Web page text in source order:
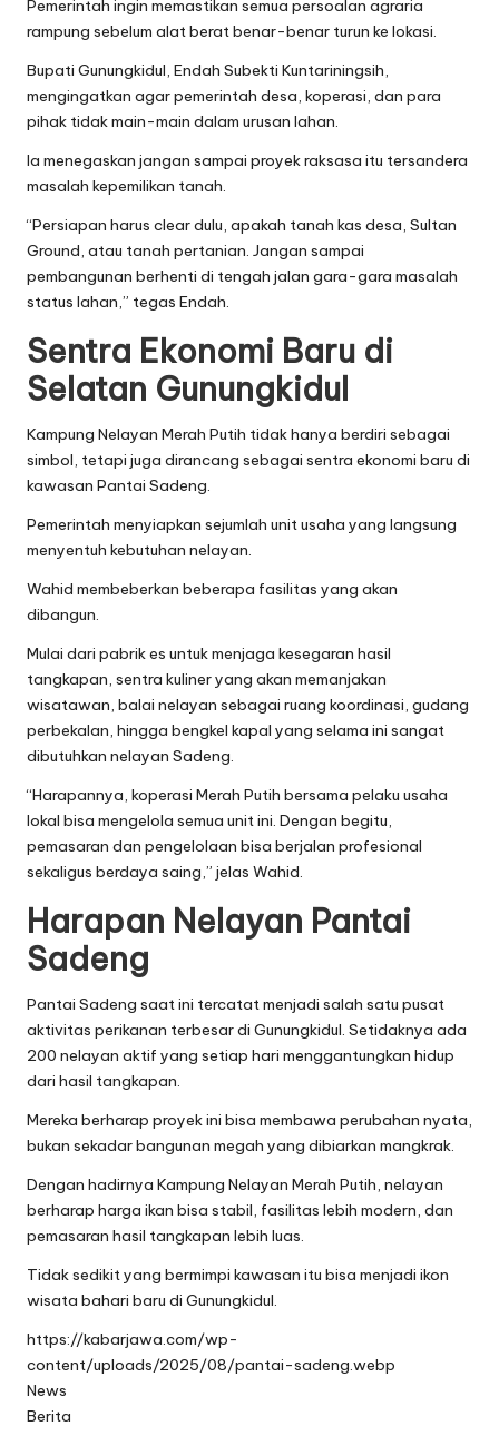
Pemerintah ingin memastikan semua persoalan agraria
rampung sebelum alat berat benar-benar turun ke lokasi.
Bupati Gunungkidul, Endah Subekti Kuntariningsih,
mengingatkan agar pemerintah desa, koperasi, dan para
pihak tidak main-main dalam urusan lahan.
Ia menegaskan jangan sampai proyek raksasa itu tersandera
masalah kepemilikan tanah.
“Persiapan harus clear dulu, apakah tanah kas desa, Sultan
Ground, atau tanah pertanian. Jangan sampai
pembangunan berhenti di tengah jalan gara-gara masalah
status lahan,” tegas Endah.
Sentra Ekonomi Baru di
Selatan Gunungkidul
Kampung Nelayan Merah Putih tidak hanya berdiri sebagai
simbol, tetapi juga dirancang sebagai sentra ekonomi baru di
kawasan Pantai Sadeng.
Pemerintah menyiapkan sejumlah unit usaha yang langsung
menyentuh kebutuhan nelayan.
Wahid membeberkan beberapa fasilitas yang akan
dibangun.
Mulai dari pabrik es untuk menjaga kesegaran hasil
tangkapan, sentra kuliner yang akan memanjakan
wisatawan, balai nelayan sebagai ruang koordinasi, gudang
perbekalan, hingga bengkel kapal yang selama ini sangat
dibutuhkan nelayan Sadeng.
“Harapannya, koperasi Merah Putih bersama pelaku usaha
lokal bisa mengelola semua unit ini. Dengan begitu,
pemasaran dan pengelolaan bisa berjalan profesional
sekaligus berdaya saing,” jelas Wahid.
Harapan Nelayan Pantai
Sadeng
Pantai Sadeng saat ini tercatat menjadi salah satu pusat
aktivitas perikanan terbesar di Gunungkidul. Setidaknya ada
200 nelayan aktif yang setiap hari menggantungkan hidup
dari hasil tangkapan.
Mereka berharap proyek ini bisa membawa perubahan nyata,
bukan sekadar bangunan megah yang dibiarkan mangkrak.
Dengan hadirnya Kampung Nelayan Merah Putih, nelayan
berharap harga ikan bisa stabil, fasilitas lebih modern, dan
pemasaran hasil tangkapan lebih luas.
Tidak sedikit yang bermimpi kawasan itu bisa menjadi ikon
wisata bahari baru di Gunungkidul.
https://kabarjawa.com/wp-
content/uploads/2025/08/pantai-sadeng.webp
News
Berita